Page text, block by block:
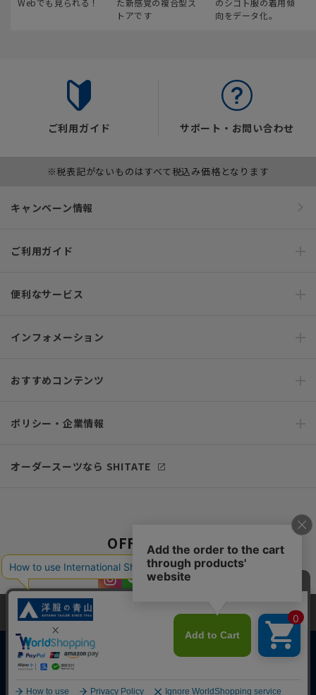
Webでも見られる！
た新感覚の複合型ス
トアです
のシゴト服の着用傾
向をデータ化。
ご利用ガイド サポート・お問い合わせ
※税表記がないものはすべて税込み価格となります
キャンペーン情報
ご利用ガイド
便利なサービス
インフォメーション
おすすめコンテンツ
ポリシー・企業情報
オーダースーツなら SHITATE
OFFICIAL SNS
Copyright © AOYAMA TRADING Co.,Ltd. All Rights Reserved
当サイトでは、快適な閲覧体験とコンテンツ改善のためにCookieを使用
しています。閲覧を続けることで、Cookieの使用に同意したものとみな
します。詳細については
同意して閉じる